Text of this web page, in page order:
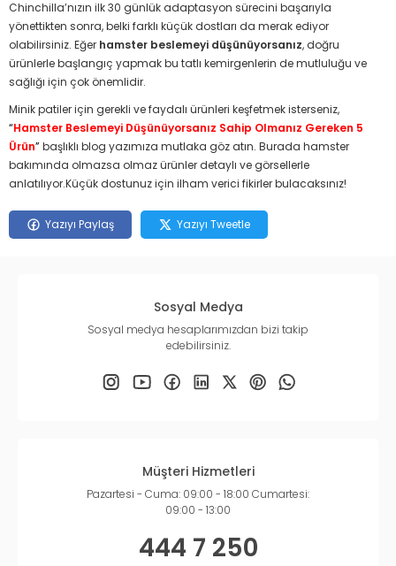
Chinchilla’nızın ilk 30 günlük adaptasyon sürecini başarıyla
yönettikten sonra, belki farklı küçük dostları da merak ediyor
olabilirsiniz. Eğer hamster beslemeyi düşünüyorsanız, doğru
ürünlerle başlangıç yapmak bu tatlı kemirgenlerin de mutluluğu ve
sağlığı için çok önemlidir.
Minik patiler için gerekli ve faydalı ürünleri keşfetmek isterseniz,
“Hamster Beslemeyi Düşünüyorsanız Sahip Olmanız Gereken 5
Ürün” başlıklı blog yazımıza mutlaka göz atın. Burada hamster
bakımında olmazsa olmaz ürünler detaylı ve görsellerle
anlatılıyor.Küçük dostunuz için ilham verici fikirler bulacaksınız!
Yazıyı Paylaş Yazıyı Tweetle
Sosyal Medya
Sosyal medya hesaplarımızdan bizi takip
edebilirsiniz.
Müşteri Hizmetleri
Pazartesi - Cuma: 09:00 - 18:00 Cumartesi:
09:00 - 13:00
444 7 250